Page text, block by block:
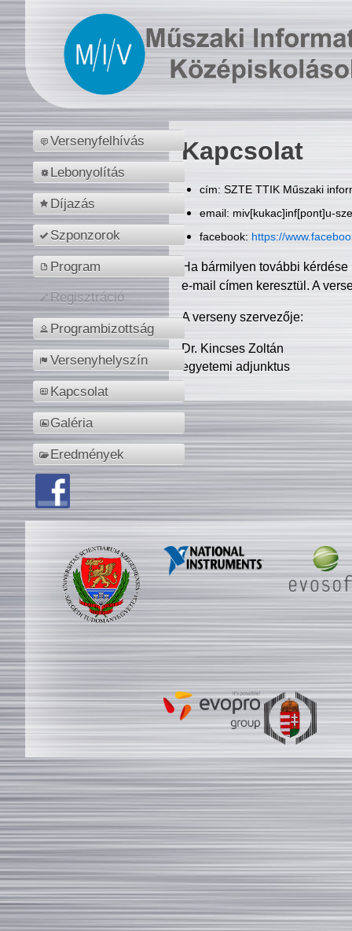
Versenyfelhívás
Lebonyolítás
Díjazás
Szponzorok
Program
Regisztráció
Programbizottság
Versenyhelyszín
Kapcsolat
Galéria
Eredmények
Kapcsolat
cím: SZTE TTIK Műszaki
email: miv[kukac]inf[pont]u-
facebook: https://
Ha bármilyen további
e-mail címen keresztül. A
A verseny szervezője:
Dr. Kincses Zoltán
egyetemi adjunktus